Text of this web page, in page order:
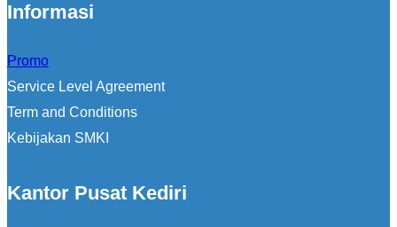
Informasi
Promo
Service Level Agreement
Term and Conditions
Kebijakan SMKI
Kantor Pusat Kediri